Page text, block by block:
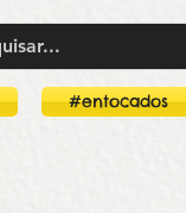
#entocados